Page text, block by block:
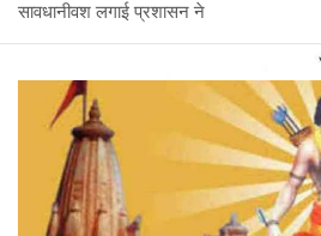
सावधानीवश लगाई प्रशासन ने